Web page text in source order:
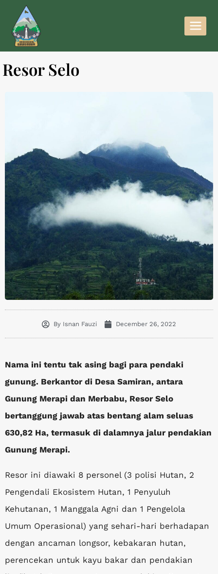
Resor Selo
By Isnan Fauzi December 26, 2022
Nama ini tentu tak asing bagi para pendaki
gunung. Berkantor di Desa Samiran, antara
Gunung Merapi dan Merbabu, Resor Selo
bertanggung jawab atas bentang alam seluas
630,82 Ha, termasuk di dalamnya jalur pendakian
Gunung Merapi.
Resor ini diawaki 8 personel (3 polisi Hutan, 2
Pengendali Ekosistem Hutan, 1 Penyuluh
Kehutanan, 1 Manggala Agni dan 1 Pengelola
Umum Operasional) yang sehari-hari berhadapan
dengan ancaman longsor, kebakaran hutan,
perencekan untuk kayu bakar dan pendakian